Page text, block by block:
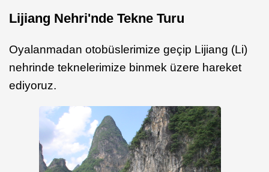
Lijiang Nehri'nde Tekne Turu
Oyalanmadan otobüslerimize geçip Lijiang (Li)
nehrinde teknelerimize binmek üzere hareket
ediyoruz.